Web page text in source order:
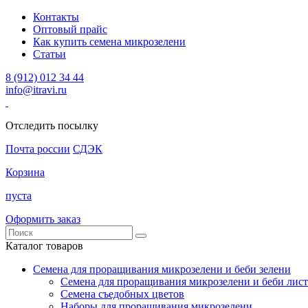
Контакты
Оптовый прайс
Как купить семена микрозелени
Статьи
8 (912) 012 34 44
info@itravi.ru
Отследить посылку
Почта россии СДЭК
Корзина
пуста
Оформить заказ
Каталог товаров
Семена для проращивания микрозелени и беби зелени
Семена для проращивания микрозелени и беби
Семена съедобных цветов